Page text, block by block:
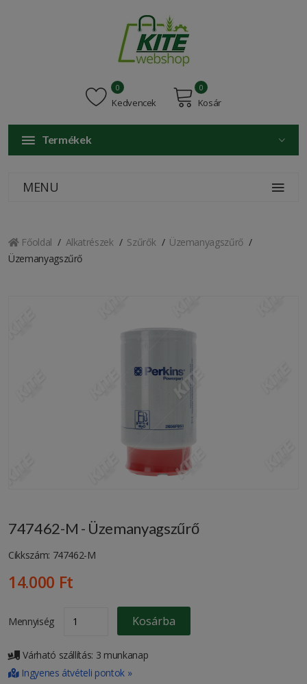
Kedvencek
0
Kosár
0
Termékek
MENU
Főoldal Alkatrészek Szűrők
Üzemanyagszűrő
Üzemanyagszűrő
747462-M - Üzemanyagszűrő
Cikkszám: 747462-M
14.000 Ft
Mennyiség Kosárba
Várható szállítás: 3 munkanap
Ingyenes átvételi pontok »